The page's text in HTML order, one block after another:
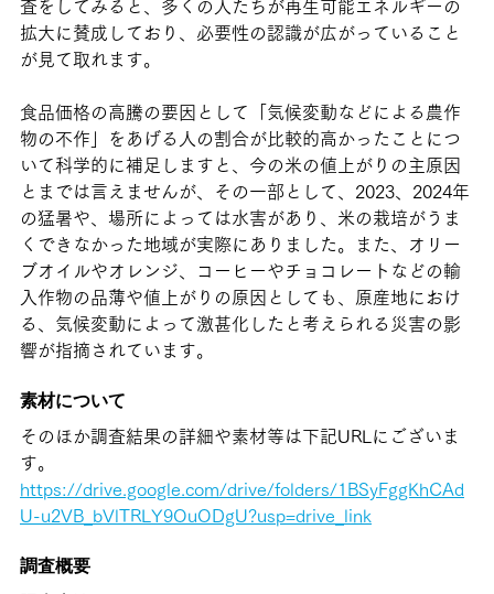
査をしてみると、多くの人たちが再生可能エネルギーの
拡大に賛成しており、必要性の認識が広がっていること
が見て取れます。
食品価格の高騰の要因として「気候変動などによる農作
物の不作」をあげる人の割合が比較的高かったことにつ
いて科学的に補足しますと、今の米の値上がりの主原因
とまでは言えませんが、その一部として、2023、2024年
の猛暑や、場所によっては水害があり、米の栽培がうま
くできなかった地域が実際にありました。また、オリー
ブオイルやオレンジ、コーヒーやチョコレートなどの輸
入作物の品薄や値上がりの原因としても、原産地におけ
る、気候変動によって激甚化したと考えられる災害の影
響が指摘されています。
素材について
そのほか調査結果の詳細や素材等は下記URLにございま
す。
https://drive.google.com/drive/folders/1BSyFggKhCAd
U-u2VB_bVlTRLY9OuODgU?usp=drive_link
調査概要